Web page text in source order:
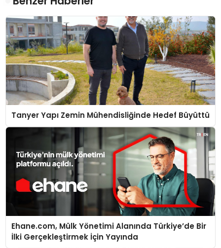
Tanyer Yapı Zemin Mühendisliğinde Hedef Büyüttü
Ehane.com, Mülk Yönetimi Alanında Türkiye’de Bir
İlki Gerçekleştirmek İçin Yayında